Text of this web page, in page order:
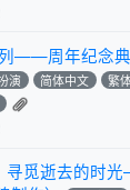
——周年纪念
演 简体中文 繁
寻觅逝去的时